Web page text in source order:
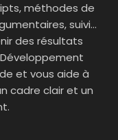
méthodes de
suivi…
des résultats
et vous aide à
cadre clair et un